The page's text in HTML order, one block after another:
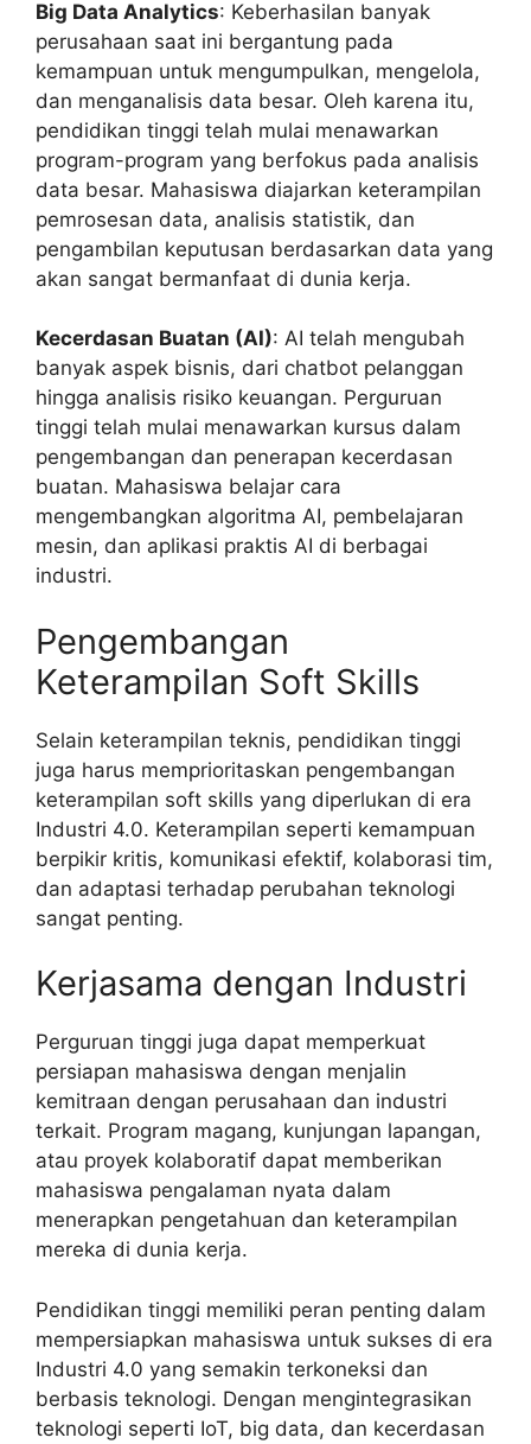
Big Data Analytics: Keberhasilan banyak
perusahaan saat ini bergantung pada
kemampuan untuk mengumpulkan, mengelola,
dan menganalisis data besar. Oleh karena itu,
pendidikan tinggi telah mulai menawarkan
program-program yang berfokus pada analisis
data besar. Mahasiswa diajarkan keterampilan
pemrosesan data, analisis statistik, dan
pengambilan keputusan berdasarkan data yang
akan sangat bermanfaat di dunia kerja.
Kecerdasan Buatan (AI): AI telah mengubah
banyak aspek bisnis, dari chatbot pelanggan
hingga analisis risiko keuangan. Perguruan
tinggi telah mulai menawarkan kursus dalam
pengembangan dan penerapan kecerdasan
buatan. Mahasiswa belajar cara
mengembangkan algoritma AI, pembelajaran
mesin, dan aplikasi praktis AI di berbagai
industri.
Pengembangan
Keterampilan Soft Skills
Selain keterampilan teknis, pendidikan tinggi
juga harus memprioritaskan pengembangan
keterampilan soft skills yang diperlukan di era
Industri 4.0. Keterampilan seperti kemampuan
berpikir kritis, komunikasi efektif, kolaborasi tim,
dan adaptasi terhadap perubahan teknologi
sangat penting.
Kerjasama dengan Industri
Perguruan tinggi juga dapat memperkuat
persiapan mahasiswa dengan menjalin
kemitraan dengan perusahaan dan industri
terkait. Program magang, kunjungan lapangan,
atau proyek kolaboratif dapat memberikan
mahasiswa pengalaman nyata dalam
menerapkan pengetahuan dan keterampilan
mereka di dunia kerja.
Pendidikan tinggi memiliki peran penting dalam
mempersiapkan mahasiswa untuk sukses di era
Industri 4.0 yang semakin terkoneksi dan
berbasis teknologi. Dengan mengintegrasikan
teknologi seperti IoT, big data, dan kecerdasan